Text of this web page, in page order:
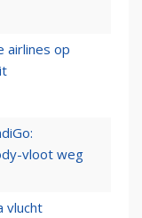
airlines op
vloot weg
vlucht